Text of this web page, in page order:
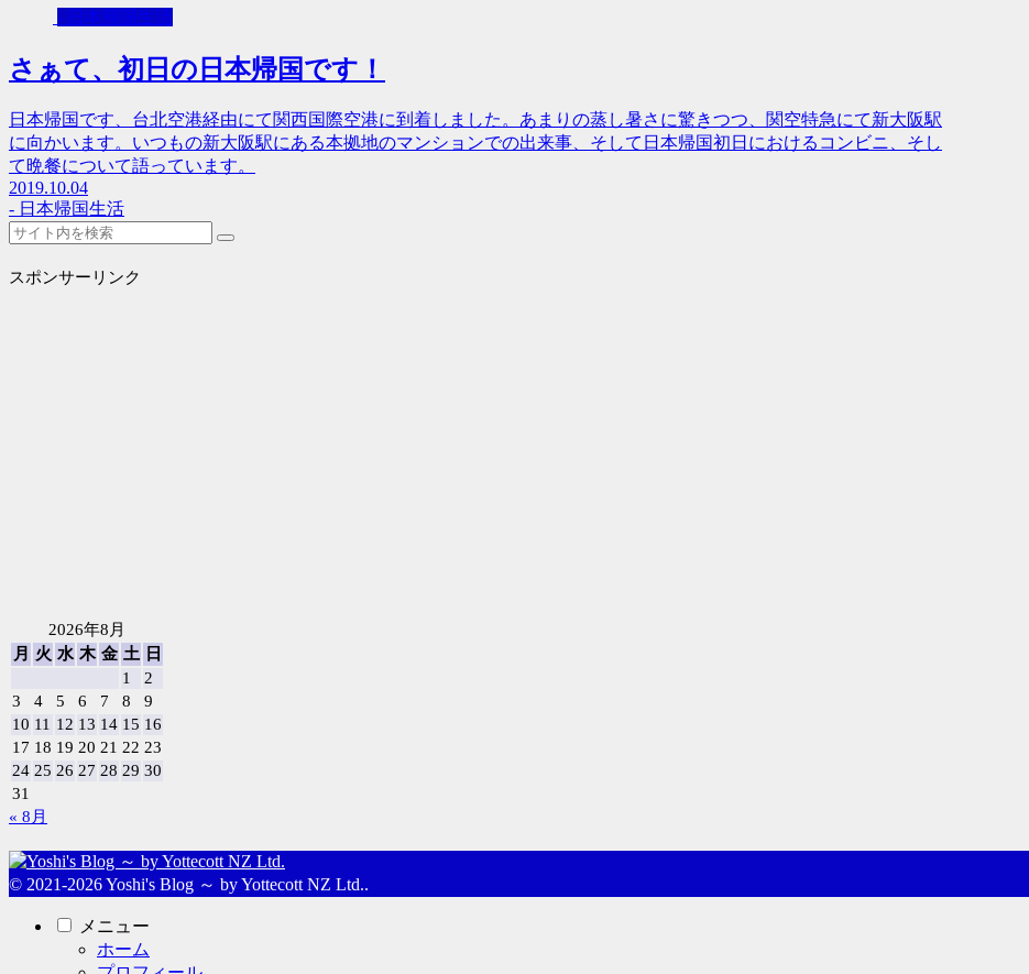
- 日本帰国生活
さぁて、初日の日本帰国です！
日本帰国です、台北空港経由にて関西国際空港に到着しました。あまりの蒸し暑さに驚きつつ、関空特急にて新大阪駅
に向かいます。いつもの新大阪駅にある本拠地のマンションでの出来事、そして日本帰国初日におけるコンビニ、そし
て晩餐について語っています。
2019.10.04
- 日本帰国生活
スポンサーリンク
2026年8月
月
火 水 木 金 土
日
1
2
3
4 5 6 7 8
9
10 11 12 13 14 15 16
17 18 19 20 21 22 23
24 25 26 27 28 29 30
31
« 8月
© 2021-2026 Yoshi's Blog ～ by Yottecott NZ Ltd..
メニュー
ホーム